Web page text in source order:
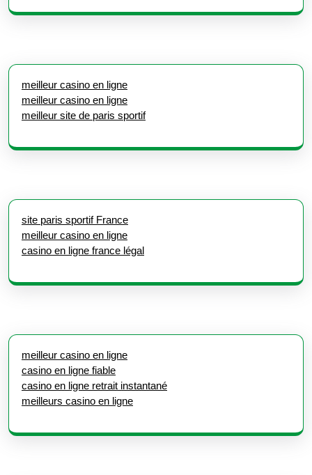
meilleur casino en ligne
meilleur casino en ligne
meilleur site de paris sportif
site paris sportif France
meilleur casino en ligne
casino en ligne france légal
meilleur casino en ligne
casino en ligne fiable
casino en ligne retrait instantané
meilleurs casino en ligne